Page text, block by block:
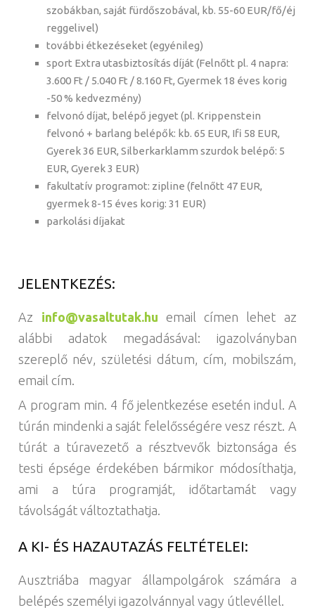
szobákban, saját fürdőszobával, kb. 55-60 EUR/fő/éj
reggelivel)
további étkezéseket (egyénileg)
sport Extra utasbiztosítás díját (Felnőtt pl. 4 napra:
3.600 Ft / 5.040 Ft / 8.160 Ft, Gyermek 18 éves korig
-50 % kedvezmény)
felvonó díjat, belépő jegyet (pl. Krippenstein
felvonó + barlang belépők: kb. 65 EUR, Ifi 58 EUR,
Gyerek 36 EUR, Silberkarklamm szurdok belépő: 5
EUR, Gyerek 3 EUR)
fakultatív programot: zipline (felnőtt 47 EUR,
gyermek 8-15 éves korig: 31 EUR)
parkolási díjakat
JELENTKEZÉS:
Az info@vasaltutak.hu email címen lehet az
alábbi adatok megadásával: igazolványban
szereplő név, születési dátum, cím, mobilszám,
email cím.
A program min. 4 fő jelentkezése esetén indul. A
túrán mindenki a saját felelősségére vesz részt. A
túrát a túravezető a résztvevők biztonsága és
testi épsége érdekében bármikor módosíthatja,
ami a túra programját, időtartamát vagy
távolságát változtathatja.
A KI- ÉS HAZAUTAZÁS FELTÉTELEI:
Ausztriába magyar állampolgárok számára a
belépés személyi igazolvánnyal vagy útlevéllel.